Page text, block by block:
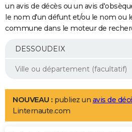
Impôts
Immobilier
Risques naturels par ville
Banque
Assurance
Crédit
AUTO
Essais
Réserver un essai
Citadines
Berlines
SUV
Forum auto
+
Mobiles
Meilleur smartphone
Internet
Ordinateurs
Jeux vidéo
Guide high-tech
Aménagement intérieur
LIFESTYLE
Art de vivre
Bien-être
Loisirs
Mode
Modes de vie
un avis de décès ou un avis
le nom d'un défunt et/ou le nom ou
commune dans le moteur de
NOUVEAU : publiez un avis de
Linternaute.com